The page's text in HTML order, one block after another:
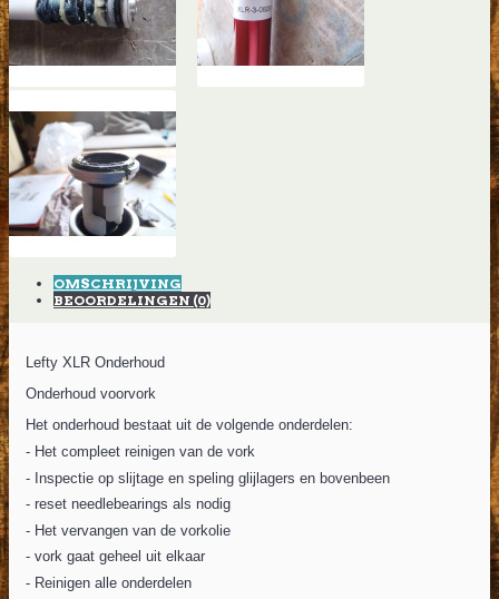
OMSCHRIJVING
BEOORDELINGEN (0)
Lefty XLR Onderhoud
Onderhoud voorvork
Het onderhoud bestaat uit de volgende onderdelen:
- Het compleet reinigen van de vork
- Inspectie op slijtage en speling glijlagers en bovenbeen
- reset needlebearings als nodig
- Het vervangen van de vorkolie
- vork gaat geheel uit elkaar
- Reinigen alle onderdelen